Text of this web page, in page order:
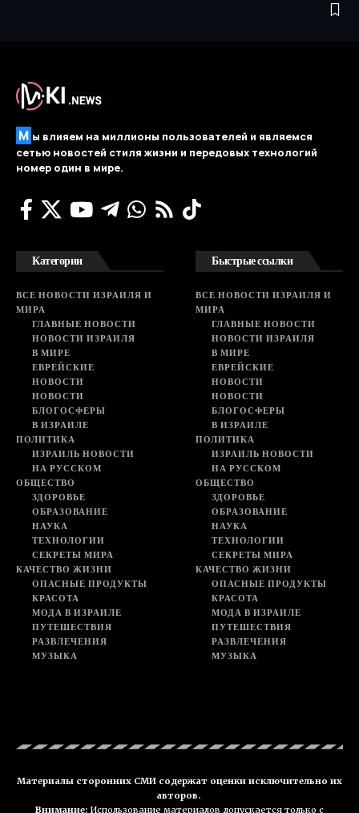
М ы влияем на миллионы пользователей и являемся
сетью новостей стиля жизни и передовых технологий
номер один в мире.
Категории
ВСЕ НОВОСТИ ИЗРАИЛЯ И
МИРА
ГЛАВНЫЕ НОВОСТИ
НОВОСТИ ИЗРАИЛЯ
В МИРЕ
ЕВРЕЙСКИЕ
НОВОСТИ
НОВОСТИ
БЛОГОСФЕРЫ
В ИЗРАИЛЕ
ПОЛИТИКА
ИЗРАИЛЬ НОВОСТИ
НА РУССКОМ
ОБЩЕСТВО
ЗДОРОВЬЕ
ОБРАЗОВАНИЕ
НАУКА
ТЕХНОЛОГИИ
СЕКРЕТЫ МИРА
КАЧЕСТВО ЖИЗНИ
ОПАСНЫЕ ПРОДУКТЫ
КРАСОТА
МОДА В ИЗРАИЛЕ
ПУТЕШЕСТВИЯ
РАЗВЛЕЧЕНИЯ
МУЗЫКА
Быстрые ссылки
ВСЕ НОВОСТИ ИЗРАИЛЯ И
МИРА
ГЛАВНЫЕ НОВОСТИ
НОВОСТИ ИЗРАИЛЯ
В МИРЕ
ЕВРЕЙСКИЕ
НОВОСТИ
НОВОСТИ
БЛОГОСФЕРЫ
В ИЗРАИЛЕ
ПОЛИТИКА
ИЗРАИЛЬ НОВОСТИ
НА РУССКОМ
ОБЩЕСТВО
ЗДОРОВЬЕ
ОБРАЗОВАНИЕ
НАУКА
ТЕХНОЛОГИИ
СЕКРЕТЫ МИРА
КАЧЕСТВО ЖИЗНИ
ОПАСНЫЕ ПРОДУКТЫ
КРАСОТА
МОДА В ИЗРАИЛЕ
ПУТЕШЕСТВИЯ
РАЗВЛЕЧЕНИЯ
МУЗЫКА
Материалы сторонних СМИ содержат оценки исключительно их
авторов.
Внимание: Использование материалов допускается только с